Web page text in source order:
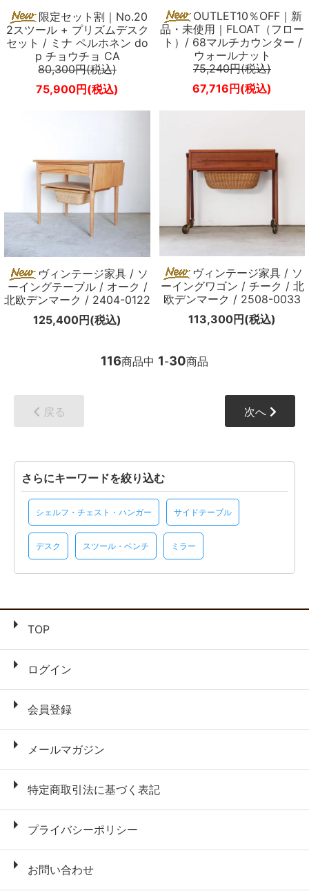
限定セット割｜No.20
2スツール + プリズムデスク
セット / ミナ ペルホネン do
p チョウチョ CA
80,300円(税込)
75,900円(税込)
OUTLET10％OFF｜新
品・未使用｜FLOAT（フロー
ト）/ 68マルチカウンター /
ウォールナット
75,240円(税込)
67,716円(税込)
ヴィンテージ家具 / ソ
ーイングテーブル / オーク /
北欧デンマーク / 2404-0122
125,400円(税込)
ヴィンテージ家具 / ソ
ーイングワゴン / チーク / 北
欧デンマーク / 2508-0033
113,300円(税込)
116商品中 1-30商品
戻る 次へ
さらにキーワードを絞り込む
シェルフ・チェスト・ハンガー サイドテーブル
デスク スツール・ベンチ ミラー
TOP
ログイン
会員登録
メールマガジン
特定商取引法に基づく表記
プライバシーポリシー
お問い合わせ